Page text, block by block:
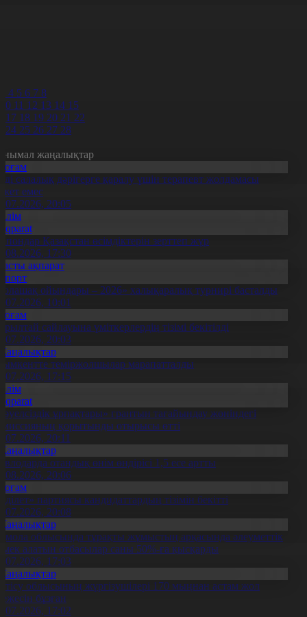
4 5 6 7 8
10 11 12 13 14 15
17 18 19 20 21 22
24 25 26 27 28
жаңалықтар
салалық дәрігерге қаралу үшін терапевт жолдамасы
емес
20:05
Қазақстан өсімдіктерін зерттеп жүр
17:30
ақпарат
ойындары – 2026» халықаралық турнирі басталды
10:01
сайлауына үміткерлердің тізімі бекітілді
20:03
теміржолшылар марапатталды
17:15
ұрпақтары» грантын тағайындау жөніндегі
қорытынды отырысы өтті
20:11
отандық өнім өндірісі 1,5 есе артты
20:06
партиясы кандидаттардың тізімін бекітті
20:08
облысында тұрақты жұмыстың арқасында әлеуметтік
алатын отбасылар саны 50%-ға қысқарды
17:03
облысының жүргізушілері 170 мыңнан астам жол
бұзған
17:02